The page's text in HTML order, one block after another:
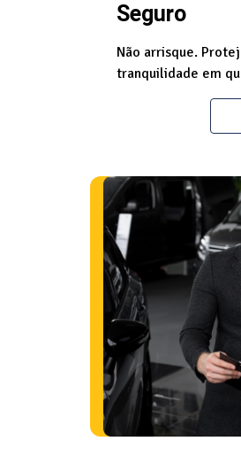
Seguro
Não arrisque.
tranquilidade em